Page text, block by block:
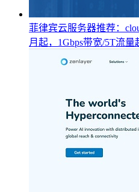
菲律宾云服务器推荐：
月起，1Gbps带宽/5T流量